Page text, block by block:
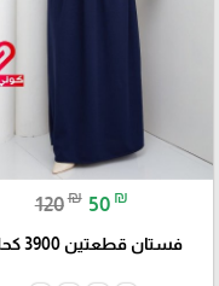
120₪ 50 ₪
فستان قطعتين 3900 كحلي